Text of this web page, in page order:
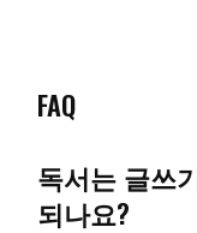
FAQ
독서는 글쓰
되나요?